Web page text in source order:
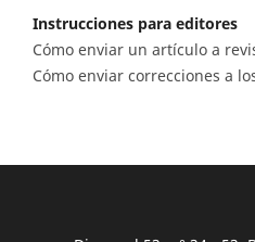
Instrucciones para editores
Cómo enviar un artículo a
Cómo enviar correcciones a